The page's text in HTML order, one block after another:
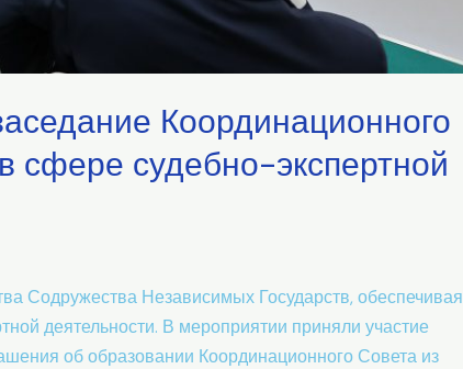
Координационного
сфере судебно-экспертной
Содружества Независимых Государств, обеспечивая
деятельности. В мероприятии приняли участие
об образовании Координационного Совета из